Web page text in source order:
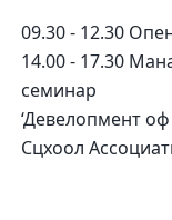
09.30 - 12.30
14.00 - 17.30
семинар
‘Девелопмент
Сцхоол